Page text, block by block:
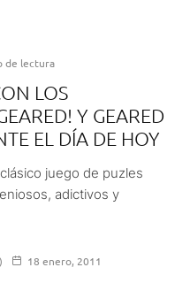
de lectura
LOS
Y GEARED
EL DÍA DE HOY
juego de puzles
adictivos y
18 enero, 2011